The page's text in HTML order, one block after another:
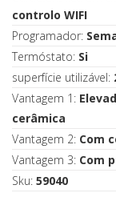
controlo WIFI
Programador:
Termóstato: Si
superfície utilizável:
Vantagem 1:
cerâmica
Vantagem 2: Com
Vantagem 3: Com
Sku: 59040